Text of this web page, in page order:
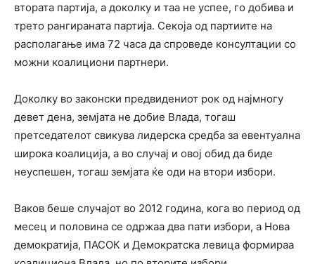
втората партија, а доколку и таа не успее, го добива и
трето рангираната партија. Секоја од партиите на
располагање има 72 часа да спроведе консултации со
можни коалициони партнери.
Доколку во законски предвидениот рок од најмногу
девет дена, земјата не добие Влада, тогаш
претседателот свикува лидерска средба за евентуална
широка коалиција, а во случај и овој обид да биде
неуспешен, тогаш земјата ќе оди на втори избори.
Ваков беше случајот во 2012 година, кога во период од
месец и половина се одржаа два пати избори, а Нова
демократија, ПАСОК и Демократска левица формираа